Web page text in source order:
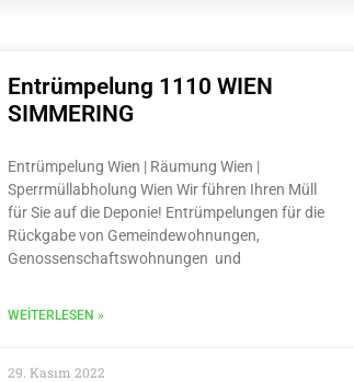
Entrümpelung 1110 WIEN
SIMMERING
Entrümpelung Wien | Räumung Wien |
Sperrmüllabholung Wien Wir führen Ihren Müll
für Sie auf die Deponie! Entrümpelungen für die
Rückgabe von Gemeindewohnungen,
Genossenschaftswohnungen und
WEITERLESEN »
29. Kasım 2022